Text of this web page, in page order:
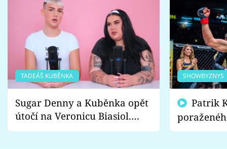
TADEÁŠ KUBĚNKA
Sugar Denny a Kuběnka opět
útočí na Veronicu Biasiol.
Proč je podle nich falešná a
SHOWBYZNYS
fanoušci